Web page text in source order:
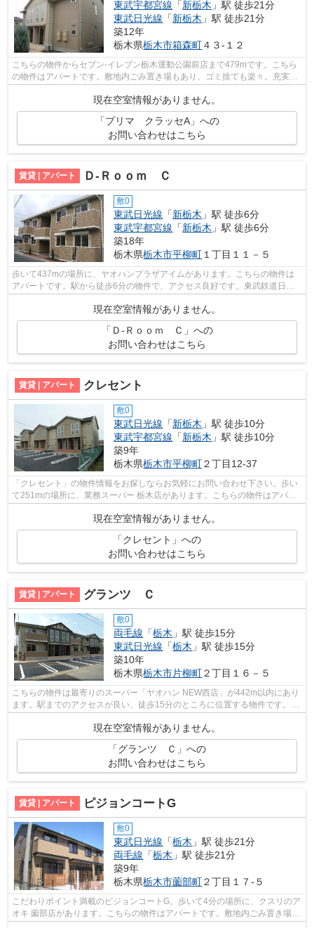
東武宇都宮線 「新栃木 」駅 徒歩21分
東武日光線 「新栃木 」駅 徒歩21分
築12年
栃木県栃木市箱森町４３-１２
こちらの物件からセブン-イレブン栃木運動公園前店まで479mです。こちら
の物件はアパートです。敷地内ごみ置き場もあり、ゴミ捨ても楽々。充実の
現在空室情報がありません。
「プリマ クラッセA」への
お問い合わせはこちら
賃貸 | アパート Ｄ-Ｒｏｏｍ Ｃ
敷0
東武日光線 「新栃木 」駅 徒歩6分
東武宇都宮線 「新栃木 」駅 徒歩6分
築18年
栃木県栃木市平柳町 １丁目１１－５
歩いて437mの場所に、ヤオハンプラザアイムがあります。こちらの物件は
アパートです。駅から徒歩6分の物件で、アクセス良好です。東武鉄道日光
現在空室情報がありません。
「Ｄ-Ｒｏｏｍ Ｃ」への
お問い合わせはこちら
賃貸 | アパート クレセント
敷0
東武日光線 「新栃木 」駅 徒歩10分
東武宇都宮線 「新栃木 」駅 徒歩10分
築9年
栃木県栃木市平柳町２丁目12-37
「クレセント」の物件情報をお探しならお気軽にお問い合わせ下さい。歩い
て251mの場所に、業務スーパー 栃木店があります。こちらの物件はアパー
現在空室情報がありません。
「クレセント」への
お問い合わせはこちら
賃貸 | アパート グランツ Ｃ
敷0
両毛線 「栃木 」駅 徒歩15分
東武日光線 「栃木 」駅 徒歩15分
築10年
栃木県栃木市片柳町２丁目１６－５
こちらの物件は最寄りのスーパー「ヤオハン NEW西店」が442m以内にあり
ます。駅までのアクセスが良い、徒歩15分のところに位置する物件です。こ
ちらの物件はアパートです。敷地内にゴ...
現在空室情報がありません。
「グランツ Ｃ」への
お問い合わせはこちら
賃貸 | アパート ピジョンコートG
敷0
東武日光線 「栃木 」駅 徒歩21分
両毛線 「栃木 」駅 徒歩21分
築9年
栃木県栃木市薗部町２丁目１７-５
こだわりポイント満載のピジョンコートG。歩いて4分の場所に、クスリのア
オキ 薗部店があります。こちらの物件はアパートです。敷地内ごみ置き場